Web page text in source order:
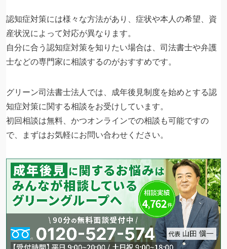
認知症対策には様々な方法があり、症状や本人の希望、資
産状況によって対応が異なります。
自分に合う認知症対策を知りたい場合は、司法書士や弁護
士などの専門家に相談するのがおすすめです。
グリーン司法書士法人では、成年後見制度を始めとする認
知症対策に関する相談をお受けしています。
初回相談は無料、かつオンラインでの相談も可能ですの
で、まずはお気軽にお問い合わせください。